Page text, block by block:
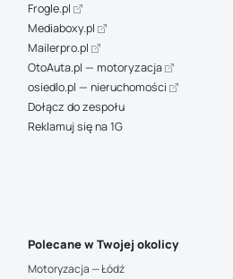
Frogle.pl
Mediaboxy.pl
Mailerpro.pl
OtoAuta.pl — motoryzacja
osiedlo.pl — nieruchomości
Dołącz do zespołu
Reklamuj się na 1G
Polecane w Twojej okolicy
Motoryzacja — Łódź